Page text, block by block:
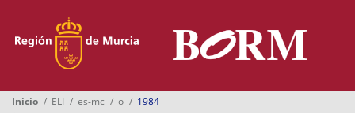
Boletines
Inicio ELI es-mc o 1984